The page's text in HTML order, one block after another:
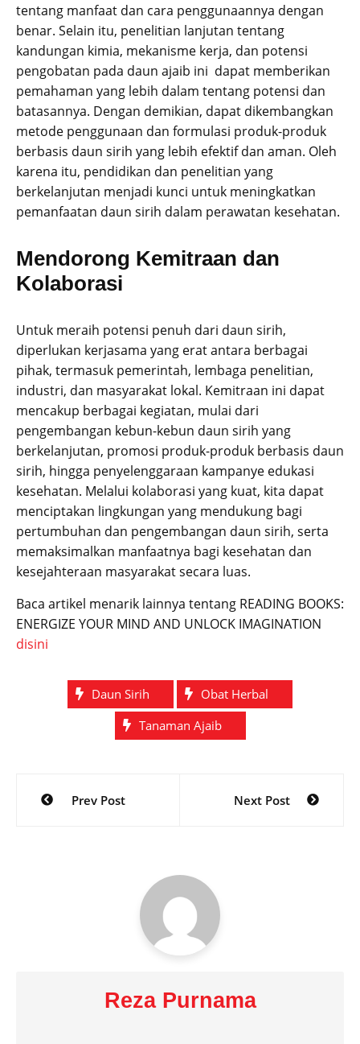
tentang manfaat dan cara penggunaannya dengan
benar. Selain itu, penelitian lanjutan tentang
kandungan kimia, mekanisme kerja, dan potensi
pengobatan pada daun ajaib ini dapat memberikan
pemahaman yang lebih dalam tentang potensi dan
batasannya. Dengan demikian, dapat dikembangkan
metode penggunaan dan formulasi produk-produk
berbasis daun sirih yang lebih efektif dan aman. Oleh
karena itu, pendidikan dan penelitian yang
berkelanjutan menjadi kunci untuk meningkatkan
pemanfaatan daun sirih dalam perawatan kesehatan.
Mendorong Kemitraan dan
Kolaborasi
Untuk meraih potensi penuh dari daun sirih,
diperlukan kerjasama yang erat antara berbagai
pihak, termasuk pemerintah, lembaga penelitian,
industri, dan masyarakat lokal. Kemitraan ini dapat
mencakup berbagai kegiatan, mulai dari
pengembangan kebun-kebun daun sirih yang
berkelanjutan, promosi produk-produk berbasis daun
sirih, hingga penyelenggaraan kampanye edukasi
kesehatan. Melalui kolaborasi yang kuat, kita dapat
menciptakan lingkungan yang mendukung bagi
pertumbuhan dan pengembangan daun sirih, serta
memaksimalkan manfaatnya bagi kesehatan dan
kesejahteraan masyarakat secara luas.
Baca artikel menarik lainnya tentang READING BOOKS:
ENERGIZE YOUR MIND AND UNLOCK IMAGINATION
disini
Daun Sirih
Obat Herbal
Tanaman Ajaib
navigation
Prev Post Next Post
Reza Purnama